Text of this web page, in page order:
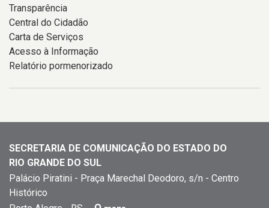
Transparência
Central do Cidadão
Carta de Serviços
Acesso à Informação
Relatório pormenorizado
SECRETARIA DE COMUNICAÇÃO DO ESTADO DO
RIO GRANDE DO SUL
Palácio Piratini - Praça Marechal Deodoro, s/n - Centro
Histórico